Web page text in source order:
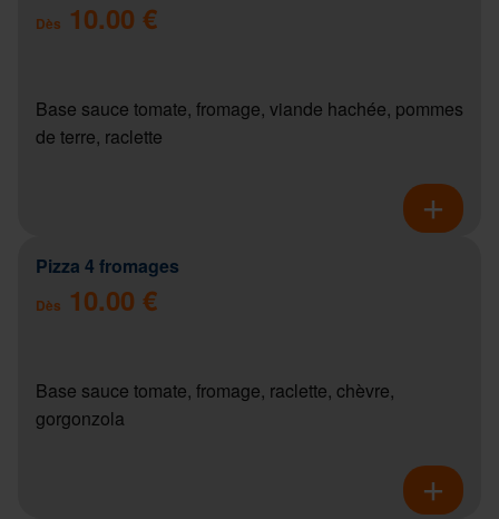
Dès 10.00 €
Base sauce tomate, fromage, viande hachée, pommes
de terre, raclette
Pizza 4 fromages
Dès 10.00 €
Base sauce tomate, fromage, raclette, chèvre,
gorgonzola